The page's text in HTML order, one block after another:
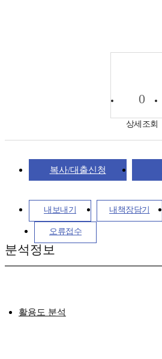
0
상세조회
복사/대출신청
내보내기 내책장담기
오류접수
분석정보
활용도 분석